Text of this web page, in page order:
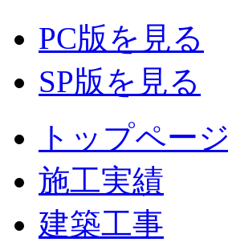
PC版を見る
SP版を見る
トップページ
施工実績
建築工事